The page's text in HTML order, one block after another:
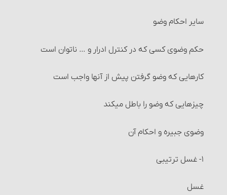
سایر احکام وضو
حکم وضوی کسی که در کنترل ادرار و … ناتوان است
کارهایی که وضو گرفتن پیش از آنها واجب است‏
چیزهایی که وضو را باطل می‏کند
وضوی جبیره و احکام آن
۱- غسل ترتیبی
غسل